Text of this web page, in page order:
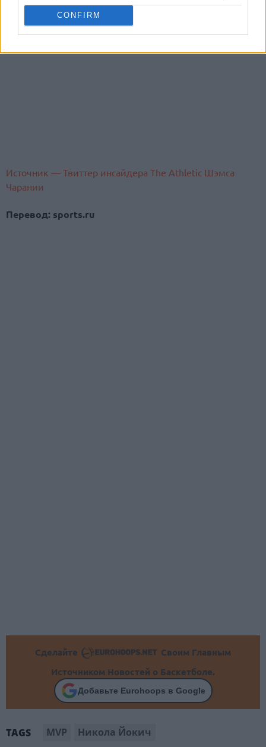
CONFIRM
Источник — Твиттер инсайдера The Athletic Шэмса
Чарании
Перевод: sports.ru
Сделайте
Своим Главным
Источником Новостей о Баскетболе.
Добавьте Eurohoops в Google
TAGS MVP Никола Йокич